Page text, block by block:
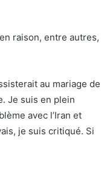
raison, entre autres,
au mariage de
Je suis en plein
avec l’Iran et
je suis critiqué. Si